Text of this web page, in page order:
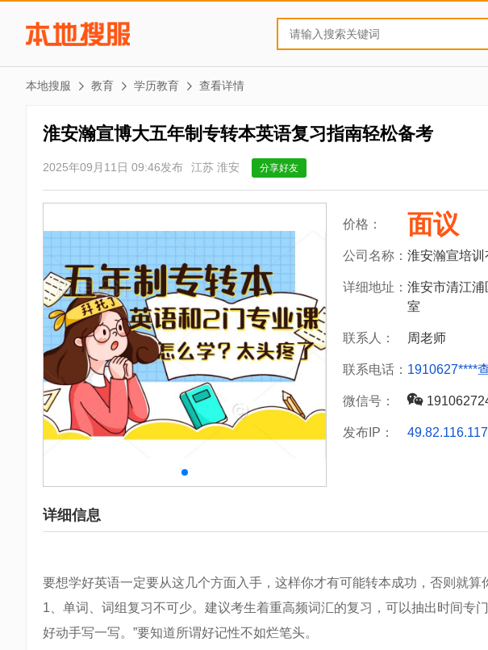
本地搜服 教育 学历教育 查看详情
淮安瀚宣博大五年制专转本英语复习指南轻松备考
2025年09月11日 09:46发布 江苏 淮安 分享好友
价格： 面议
公司名称： 淮安瀚宣培训
详细地址： 淮安市清江
室
联系人： 周老师
联系电话： 1910627****
微信号：
发布IP： 49.82.116.117
详细信息
要想学好英语一定要从这几个方面入手，这样你才有可能转本成功，否则就算
1、单词、词组复习不可少。建议考生着重高频词汇的复习，可以抽出时间专
好动手写一写。”要知道所谓好记性不如烂笔头。